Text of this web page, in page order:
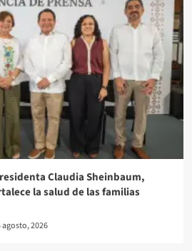
Claudia Sheinbaum,
la salud de las familias
agosto, 2026